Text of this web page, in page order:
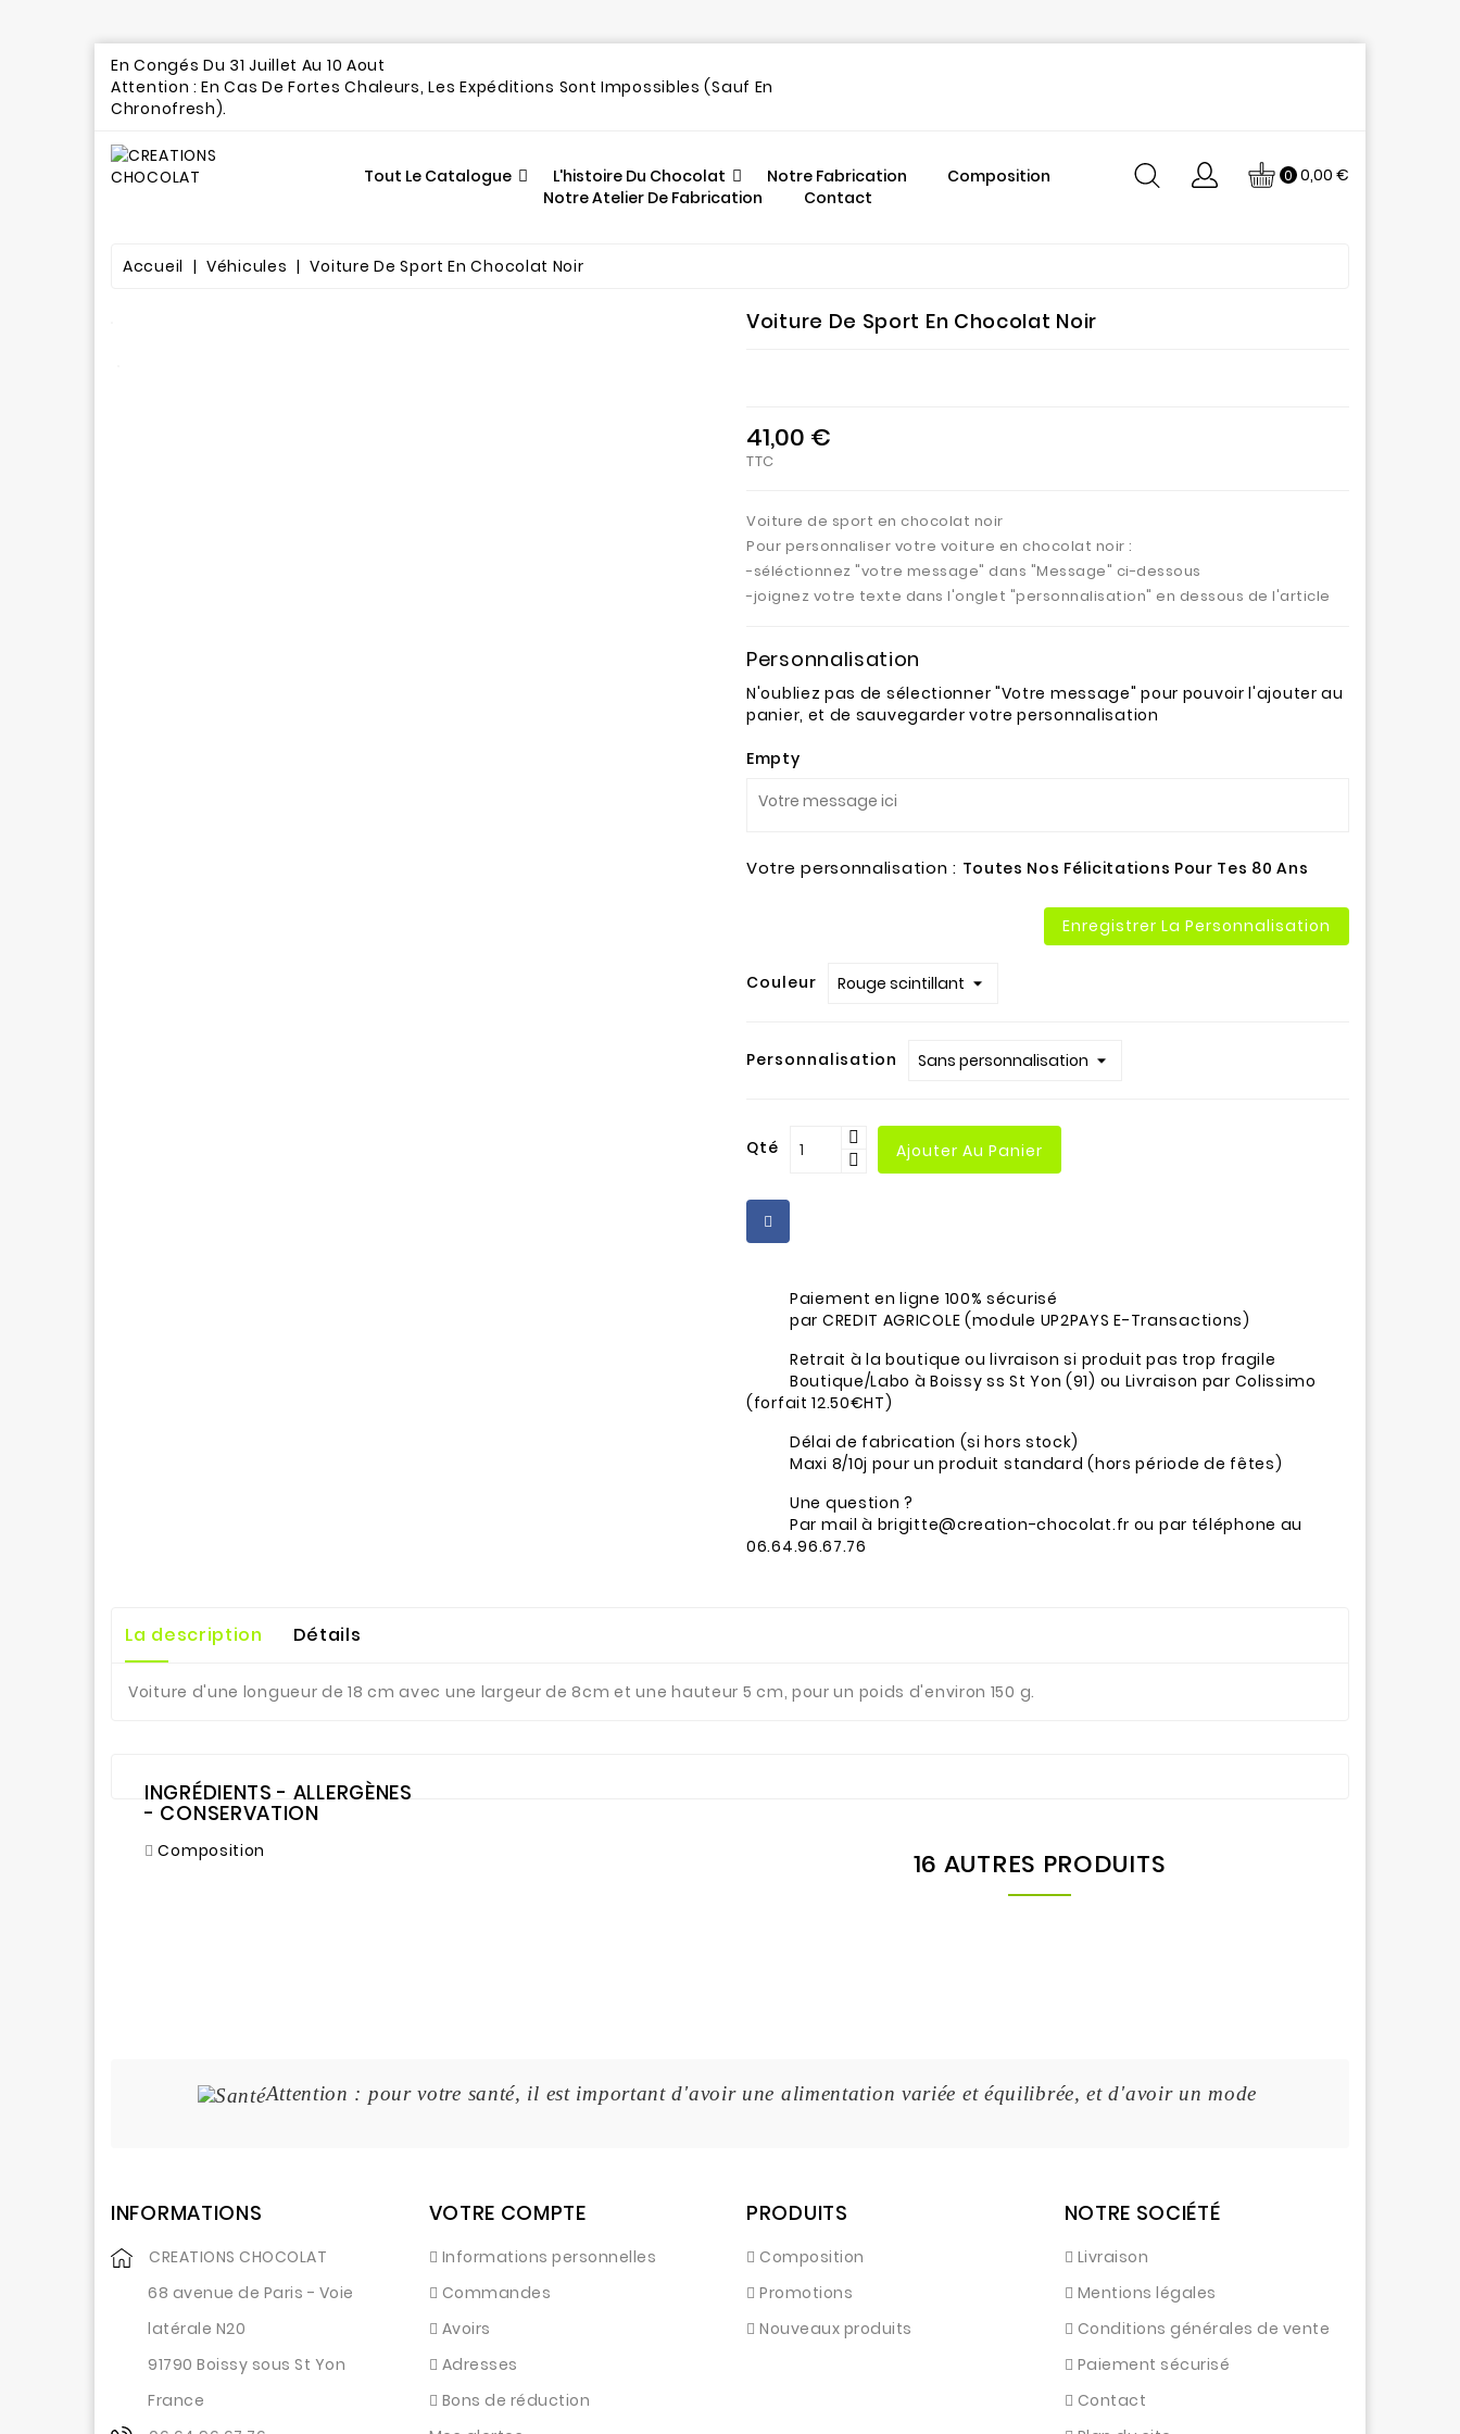
En Congés Du 31 Juillet Au 10 Aout
Attention : En Cas De Fortes Chaleurs, Les Expéditions Sont Impossibles (sauf En
Chronofresh).
Tout Le Catalogue L'histoire Du Chocolat Notre Fabrication
Composition
Notre Atelier De Fabrication
Contact
0 0,00 €
Accueil Véhicules Voiture De Sport En Chocolat Noir
Voiture De Sport En Chocolat Noir
41,00 €
TTC
Voiture de sport en chocolat noir
Pour personnaliser votre voiture en chocolat noir :
-séléctionnez "votre message" dans "Message" ci-dessous
-joignez votre texte dans l'onglet "personnalisation" en dessous de l'article
Personnalisation
N'oubliez pas de sélectionner "Votre message" pour pouvoir l'ajouter au
panier, et de sauvegarder votre personnalisation
Empty
Votre personnalisation : Toutes Nos Félicitations Pour Tes 80 Ans
Enregistrer La Personnalisation
Couleur
Personnalisation
Qté Ajouter Au Panier
Paiement en ligne 100% sécurisé
par CREDIT AGRICOLE (module UP2PAYS E-Transactions)
Retrait à la boutique ou livraison si produit pas trop fragile
Boutique/Labo à Boissy ss St Yon (91) ou Livraison par Colissimo
(forfait 12.50€HT)
Délai de fabrication (si hors stock)
Maxi 8/10j pour un produit standard (hors période de fêtes)
Une question ?
Par mail à brigitte@creation-chocolat.fr ou par téléphone au
06.64.96.67.76
La description Détails
Voiture d'une longueur de 18 cm avec une largeur de 8cm et une hauteur 5 cm, pour un poids d'environ 150 g.
INGRÉDIENTS - ALLERGÈNES
- CONSERVATION
Composition 16 AUTRES PRODUITS
Attention : pour votre santé, il est important d'avoir une alimentation variée et équilibrée, et d'avoir un mode de vie sain.
INFORMATIONS
CREATIONS CHOCOLAT
68 avenue de Paris - Voie
latérale N20
91790 Boissy sous St Yon
France
VOTRE COMPTE
Informations personnelles
Commandes
Avoirs
Adresses
Bons de réduction
PRODUITS
Composition
Promotions
Nouveaux produits
NOTRE SOCIÉTÉ
Livraison
Mentions légales
Conditions générales de vente
Paiement sécurisé
Contact